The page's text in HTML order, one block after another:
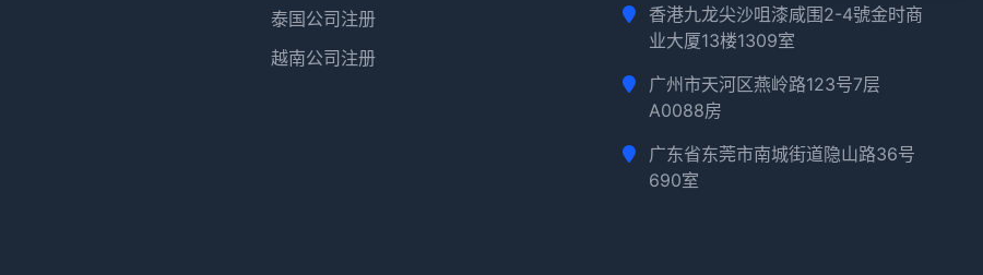
泰国公司注册
越南公司注册
香港九龙尖沙咀漆咸围2-4號金时商
业大厦13楼1309室
广州市天河区燕岭路123号7层
A0088房
广东省东莞市南城街道隐山路36号
690室